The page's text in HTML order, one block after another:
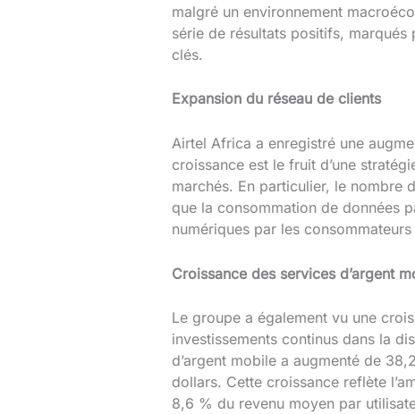
malgré un environnement
série de résultats positifs,
clés.
Expansion du réseau de clients
Airtel Africa a enregistré une
croissance est le fruit d’une
marchés. En particulier, le nombre
que la consommation de données
numériques par les
Croissance des services d’argent
Le groupe a également vu une
investissements continus dans la
d’argent mobile a augmenté de
dollars. Cette croissance reflète
8,6 % du revenu moyen par